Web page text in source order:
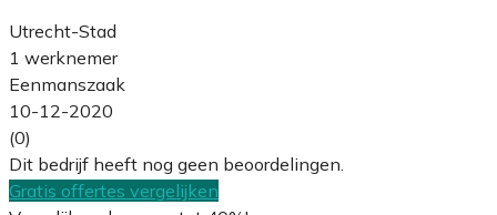
Utrecht-Stad
1 werknemer
Eenmanszaak
10-12-2020
(0)
Dit bedrijf heeft nog geen beoordelingen.
Gratis offertes vergelijken